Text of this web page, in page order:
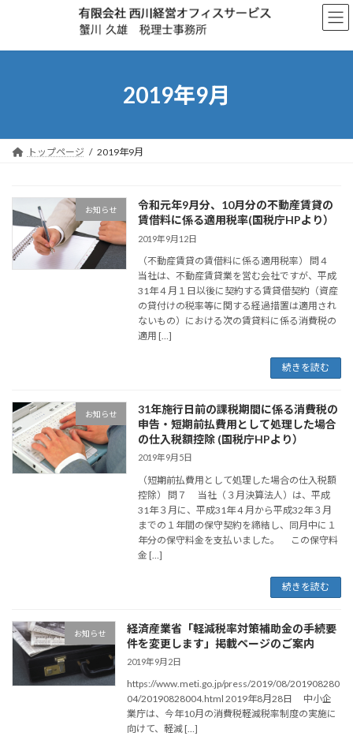
ン
ー
2019年9月
トップページ 2019年9月
お知らせ
令和元年9月分、10月分の不動産賃貸の
賃借料に係る適用税率(国税庁HPより）
2019年9月12日
（不動産賃貸の賃借料に係る適用税率） 問４
当社は、不動産賃貸業を営む会社ですが、平成
31年４月１日以後に契約する賃貸借契約（資産
の貸付けの税率等に関する経過措置は適用され
ないもの）における次の賃貸料に係る消費税の
適用 […]
続きを読む
お知らせ
31年施行日前の課税期間に係る消費税の
申告・短期前払費用として処理した場合
の仕入税額控除 (国税庁HPより）
2019年9月5日
（短期前払費用として処理した場合の仕入税額
控除） 問７ 当社（３月決算法人）は、平成
31年３月に、平成31年４月から平成32年３月
までの１年間の保守契約を締結し、同月中に１
年分の保守料金を支払いました。 この保守料
金 […]
続きを読む
お知らせ
経済産業省「軽減税率対策補助金の手続要
件を変更します」掲載ページのご案内
2019年9月2日
https://www.meti.go.jp/press/2019/08/201908280
04/20190828004.html 2019年8月28日 中小企
業庁は、今年10月の消費税軽減税率制度の実施に
向けて、軽減 […]